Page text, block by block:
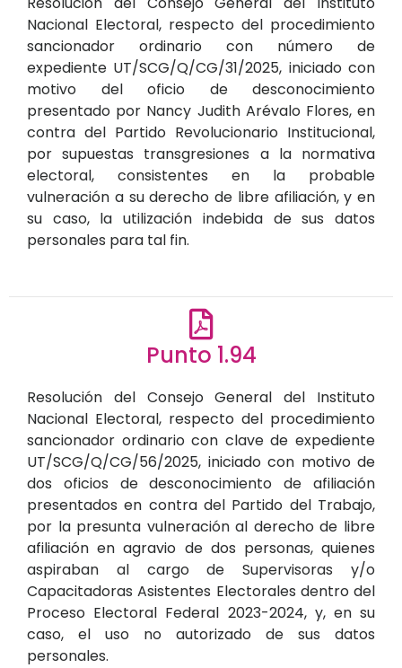
Nacional Electoral, respecto del procedimiento
sancionador ordinario con número de
expediente UT/SCG/Q/CG/31/2025, iniciado con
motivo del oficio de desconocimiento
presentado por Nancy Judith Arévalo Flores, en
contra del Partido Revolucionario Institucional,
por supuestas transgresiones a la normativa
electoral, consistentes en la probable
vulneración a su derecho de libre afiliación, y en
su caso, la utilización indebida de sus datos
personales para tal fin.
Punto 1.94
Resolución del Consejo General del Instituto
Nacional Electoral, respecto del procedimiento
sancionador ordinario con clave de expediente
UT/SCG/Q/CG/56/2025, iniciado con motivo de
dos oficios de desconocimiento de afiliación
presentados en contra del Partido del Trabajo,
por la presunta vulneración al derecho de libre
afiliación en agravio de dos personas, quienes
aspiraban al cargo de Supervisoras y/o
Capacitadoras Asistentes Electorales dentro del
Proceso Electoral Federal 2023-2024, y, en su
caso, el uso no autorizado de sus datos
personales.